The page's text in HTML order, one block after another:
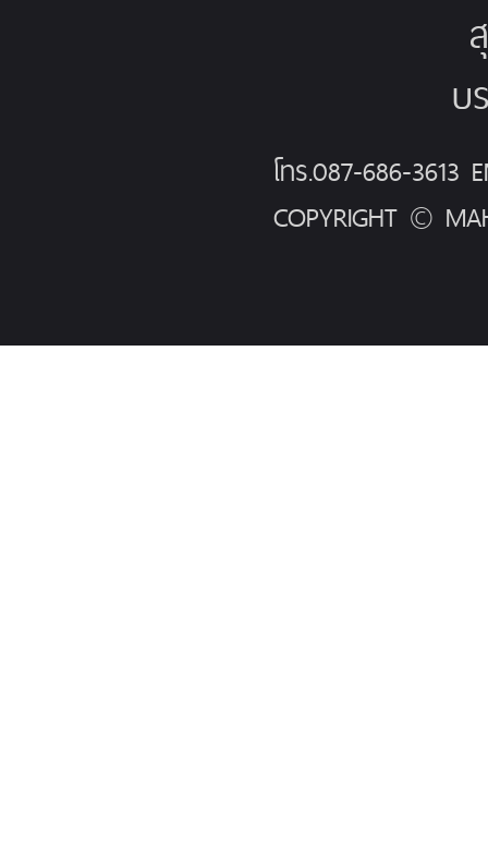
บ
โทร.087-686-3613
COPYRIGHT ©